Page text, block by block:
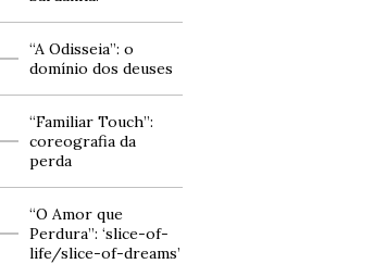
“A Odisseia”: o
domínio dos deuses
“Familiar Touch”:
coreografia da
perda
“O Amor que
Perdura”: ‘slice-of-
life/slice-of-dreams’